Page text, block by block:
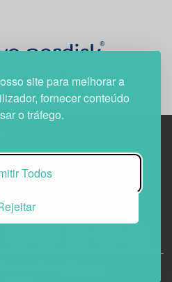
site para melhorar a
fornecer conteúdo
o tráfego.
Todos
D. Henrique, n.º 333H, esc.